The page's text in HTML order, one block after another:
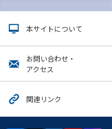
本サイトについて
お問い合わせ・
アクセス
関連リンク